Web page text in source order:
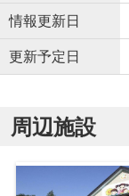
情報更新日
更新予定日
周辺施設